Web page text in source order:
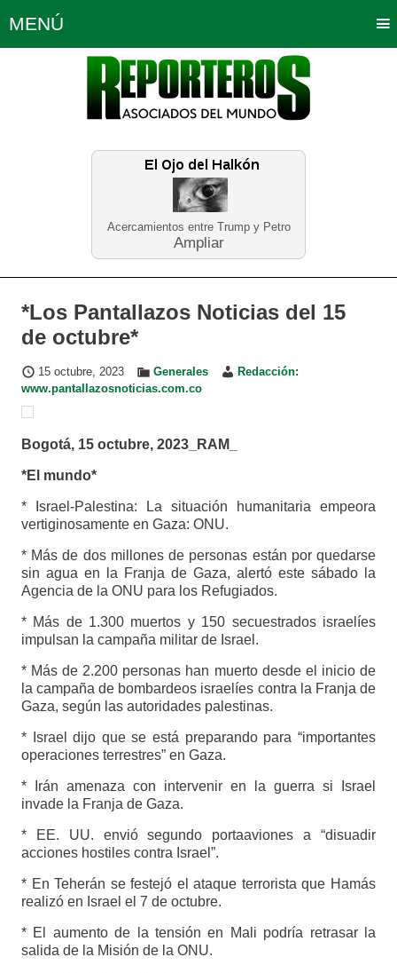
Acercamientos entre Trump y Petro
Ampliar
MENÚ
Política Opinión Bogotá
Planeta Tierra Deportes
Educación Neira
*Los Pantallazos Noticias del 15
de octubre*
15 octubre, 2023 Generales
Redacción:
www.pantallazosnoticias.com.co
Bogotá, 15 octubre, 2023_RAM_
*El mundo*
* Israel-Palestina: La situación humanitaria empeora
vertiginosamente en Gaza: ONU.
* Más de dos millones de personas están por quedarse
sin agua en la Franja de Gaza, alertó este sábado la
Agencia de la ONU para los Refugiados.
* Más de 1.300 muertos y 150 secuestrados israelíes
impulsan la campaña militar de Israel.
* Más de 2.200 personas han muerto desde el inicio de
la campaña de bombardeos israelíes contra la Franja de
Gaza, según las autoridades palestinas.
* Israel dijo que se está preparando para “importantes
operaciones terrestres” en Gaza.
* Irán amenaza con intervenir en la guerra si Israel
invade la Franja de Gaza.
* EE. UU. envió segundo portaaviones a “disuadir
acciones hostiles contra Israel”.
* En Teherán se festejó el ataque terrorista que Hamás
realizó en Israel el 7 de octubre.
* El aumento de la tensión en Mali podría retrasar la
salida de la Misión de la ONU.